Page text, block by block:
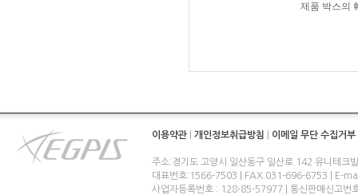
제품 박스의
이용약관 개인정보취급방침 이메일 무단 수집거부
주소:경기도 고양시 일산동구 일산로 142 유니테크
대표번호:1566-7503 | FAX:031-696-6753 | E-
사업자등록번호 : 128-85-57977 | 통신판매신고번